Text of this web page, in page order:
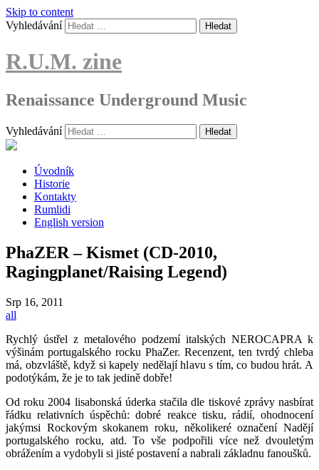
Skip to content
Vyhledávání
R.U.M. zine
Renaissance Underground Music
Vyhledávání
Úvodník
Historie
Kontakty
Rumlidi
English version
PhaZER – Kismet (CD-2010,
Ragingplanet/Raising Legend)
Srp 16, 2011
all
Rychlý ústřel z metalového podzemí italských NEROCAPRA k
výšinám portugalského rocku PhaZer. Recenzent, ten tvrdý chleba
má, obzvláště, když si kapely nedělají hlavu s tím, co budou hrát. A
podotýkám, že je to tak jedině dobře!
Od roku 2004 lisabonská úderka stačila dle tiskové zprávy nasbírat
řádku relativních úspěchů: dobré reakce tisku, rádií, ohodnocení
jakýmsi Rockovým skokanem roku, několikeré označení Nadějí
portugalského rocku, atd. To vše podpořili více než dvouletým
obrážením a vydobyli si jisté postavení a nabrali základnu fanoušků.